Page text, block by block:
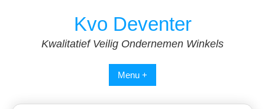
Kvo Deventer
Kwalitatief Veilig Ondernemen Winkels
Menu +